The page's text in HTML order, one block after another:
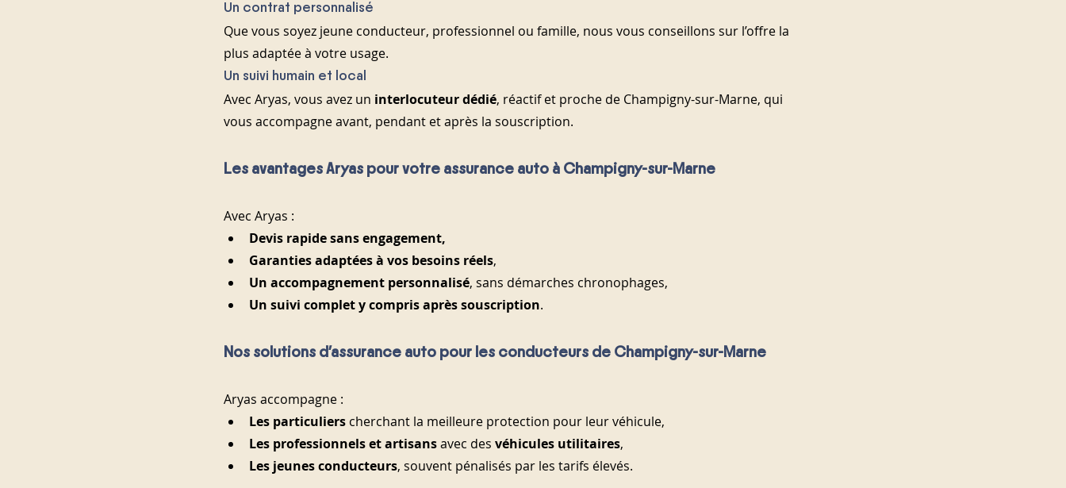
Un contrat personnalisé
Que vous soyez jeune conducteur, professionnel ou famille, nous vous conseillons sur l’offre la
plus adaptée à votre usage.
Un suivi humain et local
Avec Aryas, vous avez un interlocuteur dédié, réactif et proche de Champigny-sur-Marne, qui
vous accompagne avant, pendant et après la souscription.
Les avantages Aryas pour votre assurance auto à Champigny-sur-Marne
Avec Aryas :
Devis rapide sans engagement,
Garanties adaptées à vos besoins réels,
Un accompagnement personnalisé, sans démarches chronophages,
Un suivi complet y compris après souscription.
Nos solutions d’assurance auto pour les conducteurs de Champigny-sur-Marne
Aryas accompagne :
Les particuliers cherchant la meilleure protection pour leur véhicule,
Les professionnels et artisans avec des véhicules utilitaires,
Les jeunes conducteurs, souvent pénalisés par les tarifs élevés.